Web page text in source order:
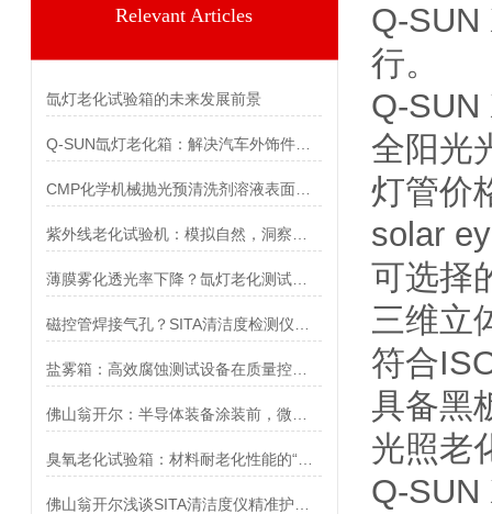
Relevant Articles
氙灯老化试验箱的未来发展前景
Q-
行。
Q-SUN
全阳光
灯管价
solar
可选择
三维立
符合
具备黑
光照老
Q-SUN